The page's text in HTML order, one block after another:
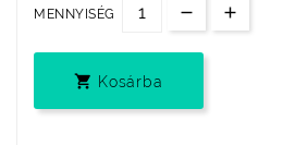
MENNYISÉG
 Kosárba